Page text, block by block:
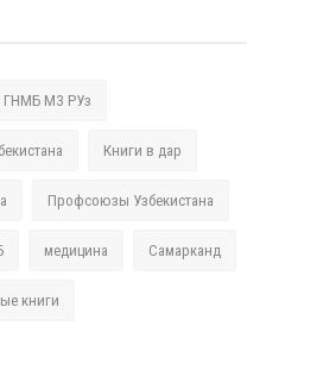
ГНМБ МЗ РУз
Книги в дар
Профсоюзы Узбекистана
медицина Самарканд
книги